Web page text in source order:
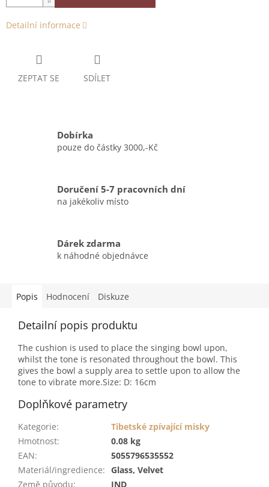
Detailní informace
ZEPTAT SE SDÍLET
Dobírka
pouze do částky 3000,-Kč
Doručení 5-7 pracovních dní
na jakékoliv místo
Dárek zdarma
k náhodné objednávce
Popis Hodnocení Diskuze
Detailní popis produktu
The cushion is used to place the singing bowl upon,
whilst the tone is resonated throughout the bowl. This
gives the bowl a supply area to settle upon to allow the
tone to vibrate more.Size: D: 16cm
Doplňkové parametry
Kategorie:
Tibetské zpívající misky
Hmotnost:
0.08 kg
EAN:
5055796535552
Materiál/ingredience: Glass, Velvet
Země původu: IND